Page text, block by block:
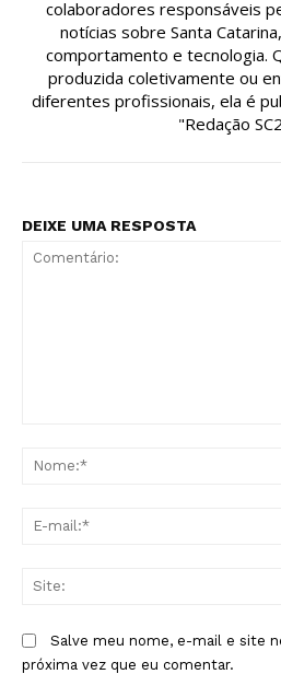
colaboradores responsáveis
notícias sobre Santa
comportamento e tecnologia.
produzida coletivamente ou
diferentes profissionais, ela é
"Redação
DEIXE UMA RESPOSTA
Salve meu nome, e-mail e site
próxima vez que eu comentar.